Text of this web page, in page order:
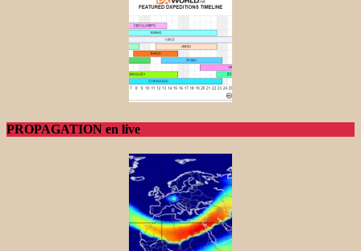
PROPAGATION en live